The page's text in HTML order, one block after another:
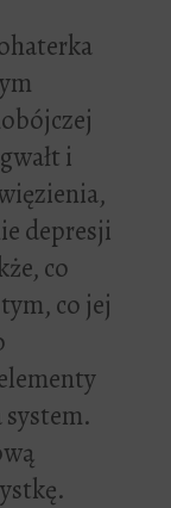
i
depresji
co
co jej
system.